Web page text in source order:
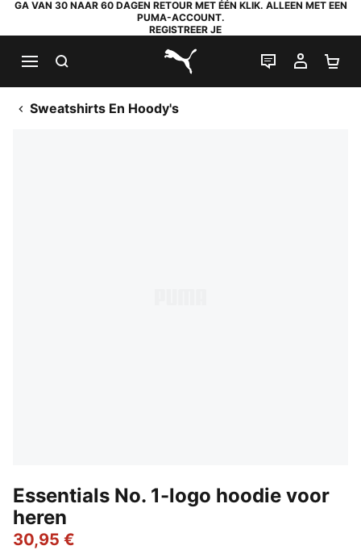
GA VAN 30 NAAR 60 DAGEN RETOUR MET ÉÉN KLIK. ALLEEN MET EEN
PUMA-ACCOUNT.
REGISTREER JE
PUMA.com
LIVE CHAT
MIJN
Sweatshirts En Hoody's
Essentials No. 1-logo hoodie voor
heren
30,95 €